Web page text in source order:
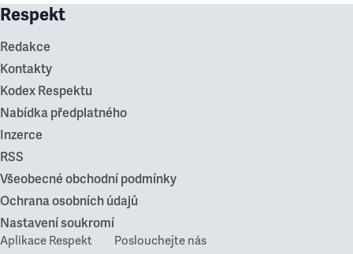
Respekt
Redakce
Kontakty
Kodex Respektu
Nabídka předplatného
Inzerce
RSS
Všeobecné obchodní podmínky
Ochrana osobních údajů
Nastavení soukromí
Aplikace Respekt Poslouchejte nás